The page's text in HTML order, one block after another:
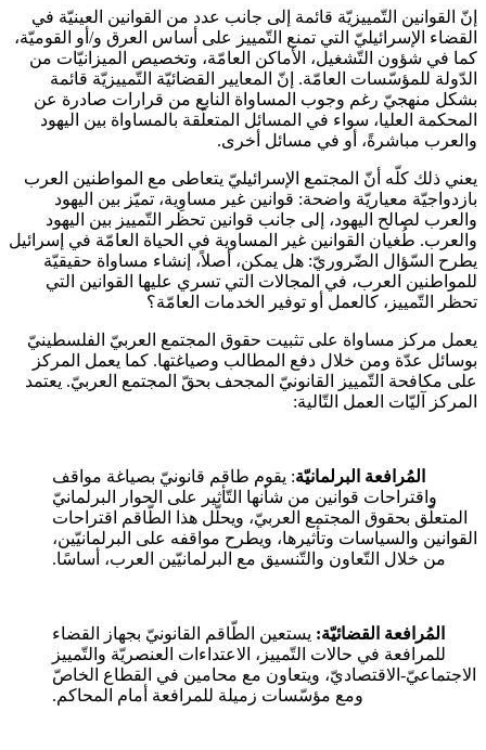
إنّ القوانين التّمييزيّة قائمة إلى جانب عدد من القوانين العينيّة في
القضاء الإسرائيليّ التي تمنع التّمييز على أساس العرق و/أو القوميّة،
كما في شؤون التّشغيل، الأماكن العامّة، وتخصيص الميزانيّات من
الدّولة للمؤسّسات العامّة. إنّ المعايير القضائيّة التّمييزيّة قائمة
بشكل منهجيّ رغم وجوب المساواة النابع من قرارات صادرة عن
المحكمة العليا، سواء في المسائل المتعلّقة بالمساواة بين اليهود
والعرب مباشرةً، أو في مسائل أخرى.
يعني ذلك كلّه أنّ المجتمع الإسرائيليّ يتعاطى مع المواطنين العرب
بازدواجيّة معياريّة واضحة: قوانين غير مساوِية، تميّز بين اليهود
والعرب لصالح اليهود، إلى جانب قوانين تحظر التّمييز بين اليهود
والعرب. طُغيان القوانين غير المساوية في الحياة العامّة في إسرائيل
يطرح السّؤال الضّروريّ: هل يمكن، أصلاً، إنشاء مساواة حقيقيّة
للمواطنين العرب، في المجالات التي تسري عليها القوانين التي
تحظر التّمييز، كالعمل أو توفير الخدمات العامّة؟
يعمل مركز مساواة على تثبيت حقوق المجتمع العربيّ الفلسطينيّ
بوسائل عدّة ومن خلال دفع المطالب وصياغتها. كما يعمل المركز
على مكافحة التّمييز القانونيّ المجحف بحقّ المجتمع العربيّ. يعتمد
المركز آليّات العمل التّالية:
المُرافعة البرلمانيّة: يقوم طاقم قانونيّ بصياغة مواقف
واقتراحات قوانين من شأنها التّأثير على الحوار البرلمانيّ
المتعلّق بحقوق المجتمع العربيّ، ويحلّل هذا الطّاقم اقتراحات
القوانين والسياسات وتأثيرها، ويطرح مواقفه على البرلمانيّين،
من خلال التّعاون والتّنسيق مع البرلمانيّين العرب، أساسًا.
المُرافعة القضائيّة: يستعين الطّاقم القانونيّ بجهاز القضاء
للمرافعة في حالات التّمييز، الاعتداءات العنصريّة والتّمييز
الاجتماعيّ-الاقتصاديّ، ويتعاون مع محامين في القطاع الخاصّ
ومع مؤسّسات زميلة للمرافعة أمام المحاكم.